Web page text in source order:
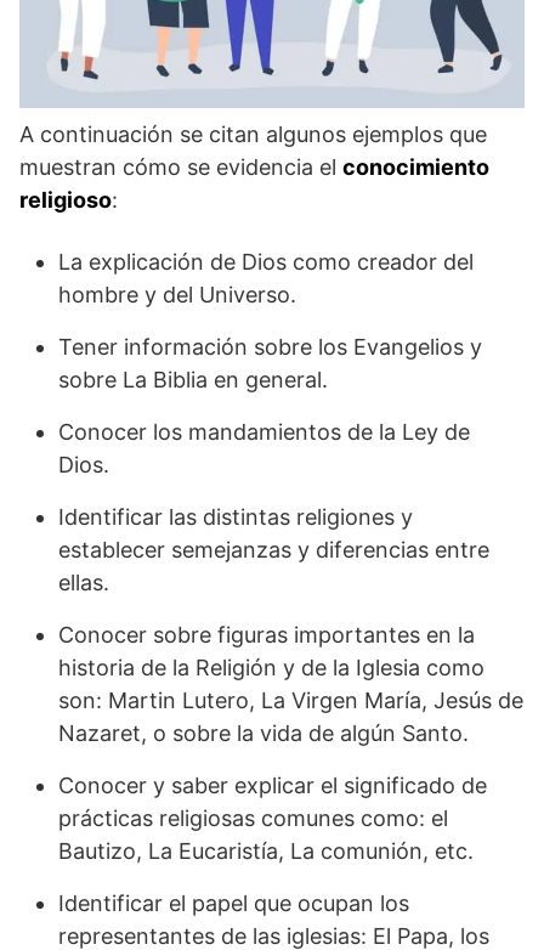
A continuación se citan algunos ejemplos que
muestran cómo se evidencia el conocimiento
religioso:
La explicación de Dios como creador del
hombre y del Universo.
Tener información sobre los Evangelios y
sobre La Biblia en general.
Conocer los mandamientos de la Ley de
Dios.
Identificar las distintas religiones y
establecer semejanzas y diferencias entre
ellas.
Conocer sobre figuras importantes en la
historia de la Religión y de la Iglesia como
son: Martin Lutero, La Virgen María, Jesús de
Nazaret, o sobre la vida de algún Santo.
Conocer y saber explicar el significado de
prácticas religiosas comunes como: el
Bautizo, La Eucaristía, La comunión, etc.
Identificar el papel que ocupan los
representantes de las iglesias: El Papa, los